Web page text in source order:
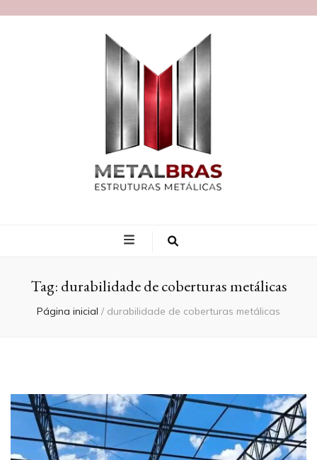
Tag: durabilidade de coberturas metálicas
Página inicial / durabilidade de coberturas metálicas